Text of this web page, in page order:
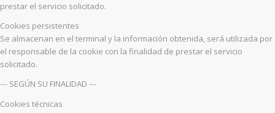
prestar el servicio solicitado.
Cookies persistentes
Se almacenan en el terminal y la información obtenida, será utilizada por
el responsable de la cookie con la finalidad de prestar el servicio
solicitado.
--- SEGÚN SU FINALIDAD ---
Cookies técnicas